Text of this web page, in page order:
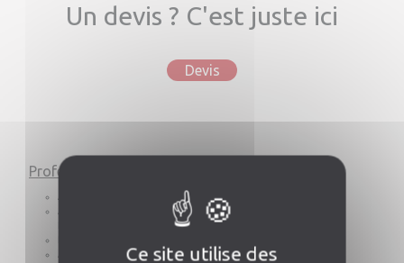
Un devis ? C'est juste ici
Devis
Professionnels & Entreprises
Assurances pour votre activité
Assurances flotte d'Entreprise ou de
Assurances Santé & Prévoyance
Ce site utilise des